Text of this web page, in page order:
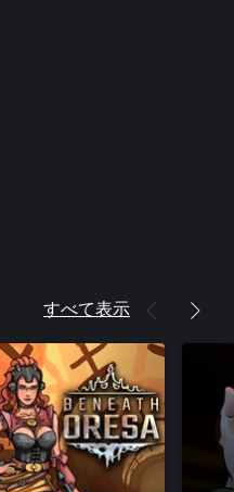
すべて表示